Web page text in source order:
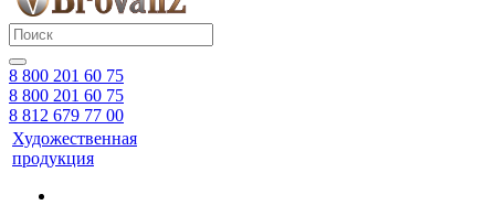
8 800 201 60 75
8 800 201 60 75
8 812 679 77 00
Художественная
продукция